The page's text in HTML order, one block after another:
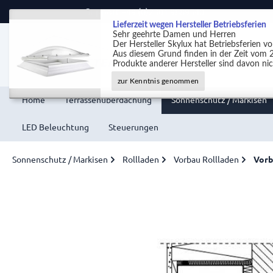
Support +49 (0)2301 9889540
Home Terrassenüberdachung Sonnenschutz / Markisen
LED Beleuchtung Steuerungen
Sonnenschutz / Markisen Rollladen Vorbau Rollladen
Lieferzeit wegen Hersteller Betriebsferien
Sehr geehrte Damen und Herren
Der Hersteller Skylux hat Betriebsferien
Aus diesem Grund finden in der Zeit vom
Produkte anderer Hersteller sind davon
zur Kenntnis genommen